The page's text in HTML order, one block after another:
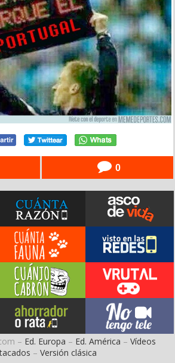
0
– Ed. Europa – Ed. América – Vídeos
– Versión clásica